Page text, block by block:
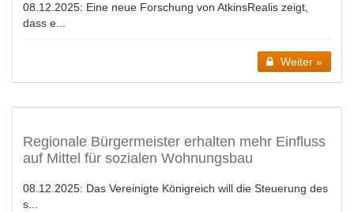
08.12.2025: Eine neue Forschung von AtkinsRealis zeigt,
dass e...
Weiter »
Regionale Bürgermeister erhalten mehr Einfluss
auf Mittel für sozialen Wohnungsbau
08.12.2025: Das Vereinigte Königreich will die Steuerung des
s...